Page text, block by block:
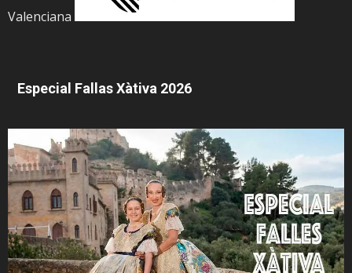
Valenciana
Especial Fallas Xàtiva 2026